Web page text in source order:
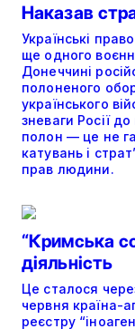
Наказав
Українські
ще одного
Донеччині
полоненого
українського
зневаги Росії
полон — це не
катувань і
прав людини.
“Кримська
діяльність
Це сталося
червня країна-
реєстру